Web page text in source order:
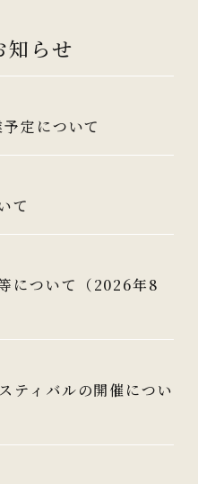
知らせ
定について
て
について（2026年8
ティバルの開催につい